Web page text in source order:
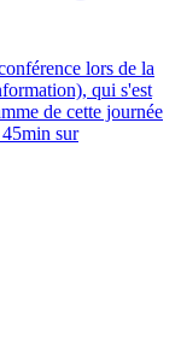
lors de la
qui s'est
de cette journée
sur